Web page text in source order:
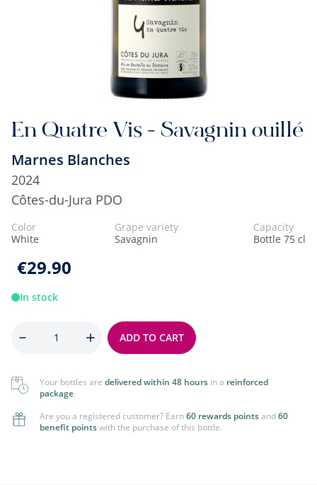
En Quatre Vis - Savagnin ouillé
Marnes Blanches
2024
Côtes-du-Jura PDO
Color
White
Grape variety
Savagnin
Capacity
Bottle 75 cl
€29.90
In stock
ADD TO CART
Your bottles are delivered within 48 hours in a reinforced
package.
Are you a registered customer? Earn60 rewards pointsand60
benefit pointswith the purchase of this bottle.